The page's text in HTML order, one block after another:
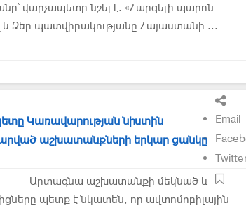
վարչապետը նշել է. «Հարգելի պարոն
և Ձեր պատվիրակությանը Հայաստանի ...
Email
Կառավարության նիստին
արված աշխատանքների երկար ցանկը
Արտագնա աշխատանքի մեկնած և
պետք է նկատեն, որ ավտոմոբիլային